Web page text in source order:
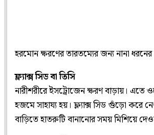
হরমোন ক্ষরণের তারতম্যের জন্য নানা
ফ্ল্যাক্স সিড বা তিসি
নারীশরীরে ইসট্রোজেন ক্ষরণ বাড়ায়। এতে
হজমে সাহায্য হয়। ফ্ল্যাক্স সিড গুঁড়ো করে
বাড়িতে হাতরুটি বানানোর সময় মিশিয়ে